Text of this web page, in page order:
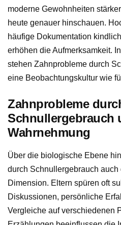
moderne Gewohnheiten
heute genauer hinschauen.
häufige Dokumentation
erhöhen die Aufmerksamkeit.
stehen Zahnprobleme durch
eine Beobachtungskultur wie
Zahnprobleme
Schnullergebrauch
Wahrnehmung
Über die biologische Ebene
durch Schnullergebrauch
Dimension. Eltern spüren oft
Diskussionen, persönliche
Vergleiche auf verschiedenen